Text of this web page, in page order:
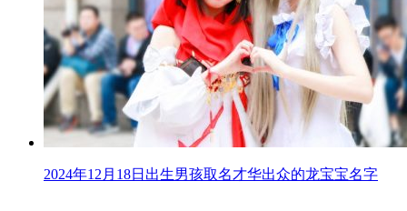
2024年12月18日出生男孩取名才华出众的龙宝宝名字